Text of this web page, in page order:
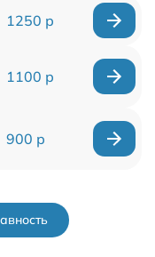
1250 р
1100 р
900 р